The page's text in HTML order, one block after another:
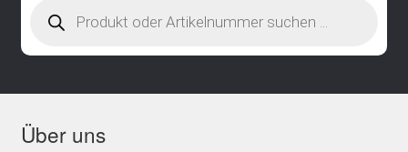
search
Über uns